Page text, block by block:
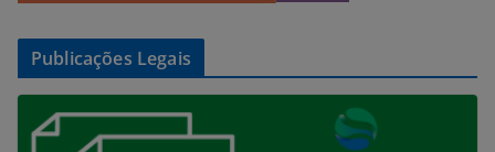
Publicações Legais